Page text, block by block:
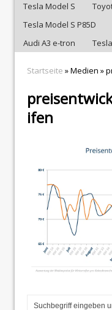
Tesla Model S
Tesla Model S P85D
Audi A3 e-tron
Startseite » Medien »
ifen